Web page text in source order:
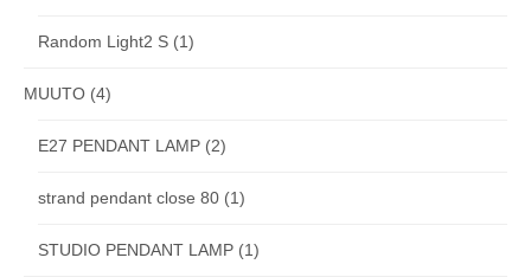
Random Light2 S (1)
MUUTO (4)
E27 PENDANT LAMP (2)
strand pendant close 80 (1)
STUDIO PENDANT LAMP (1)